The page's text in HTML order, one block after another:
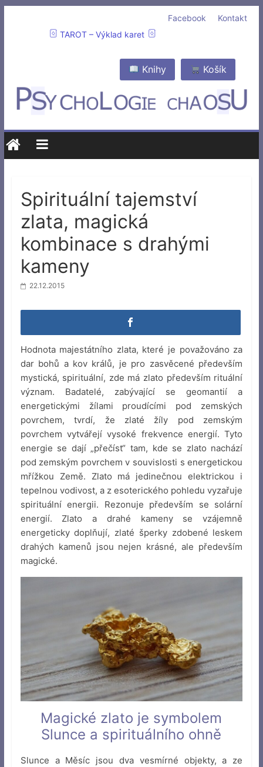
Kontakt
Facebook
TAROT – Výklad karet
Košík
Knihy
Spirituální tajemství
zlata, magická
kombinace s drahými
kameny
22.12.2015
Hodnota majestátního zlata, které je považováno za
dar bohů a kov králů, je pro zasvěcené především
mystická, spirituální, zde má zlato především rituální
význam. Badatelé, zabývající se geomantií a
energetickými žílami proudícími pod zemských
povrchem, tvrdí, že zlaté žíly pod zemským
povrchem vytvářejí vysoké frekvence energií. Tyto
energie se dají „přečíst“ tam, kde se zlato nachází
pod zemským povrchem v souvislosti s energetickou
mřížkou Země. Zlato má jedinečnou elektrickou i
tepelnou vodivost, a z esoterického pohledu vyzařuje
spirituální energii. Rezonuje především se solární
energií. Zlato a drahé kameny se vzájemně
energeticky doplňují, zlaté šperky zdobené leskem
drahých kamenů jsou nejen krásné, ale především
magické.
Magické zlato je symbolem
Slunce a spirituálního ohně
Slunce a Měsíc jsou dva vesmírné objekty, a ze